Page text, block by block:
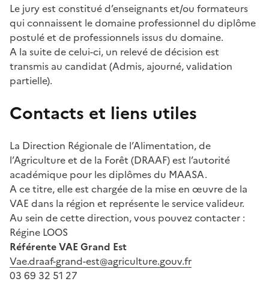
Le jury est constitué d’enseignants et/ou formateurs
qui connaissent le domaine professionnel du diplôme
postulé et de professionnels issus du domaine.
A la suite de celui-ci, un relevé de décision est
transmis au candidat (Admis, ajourné, validation
partielle).
Contacts et liens utiles
La Direction Régionale de l’Alimentation, de
l’Agriculture et de la Forêt (DRAAF) est l’autorité
académique pour les diplômes du MAASA.
A ce titre, elle est chargée de la mise en œuvre de la
VAE dans la région et représente le service valideur.
Au sein de cette direction, vous pouvez contacter :
Régine LOOS
Référente VAE Grand Est
Vae.draaf-grand-est@agriculture.gouv.fr
03 69 32 51 27